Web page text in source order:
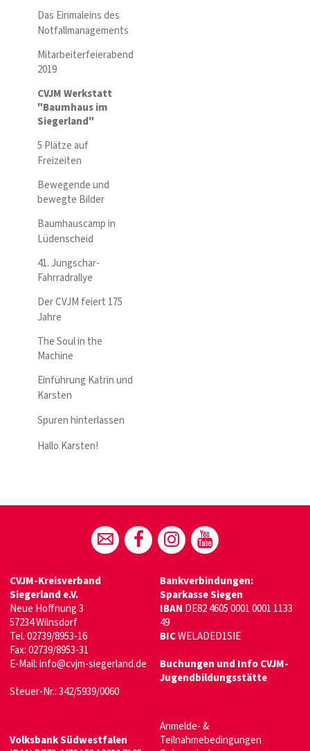
Das Einmaleins des
Notfallmanagements
Mitarbeiterfeierabend
2019
CVJM Werkstatt
"Baumhaus im
Siegerland"
5 Plätze auf
Freizeiten
Bewegende und
bewegte Bilder
Baumhauscamp in
Lüdenscheid
41. Jungschar-
Fahrradrallye
Der CVJM feiert 175
Jahre
The Soul in the
Machine
Einführung Katrin und
Karsten
Spuren hinterlassen
Hallo Karsten!
CVJM-Kreisverband
Siegerland e.V.
Neue Hoffnung 3
57234 Wilnsdorf
Tel. 02739/8953-16
Fax: 02739/8953-31
E-Mail:info@cvjm-siegerland.de
Steuer-Nr.: 342/5939/0060
Bankverbindungen:
Sparkasse Siegen
IBAN DE82 4605 0001 0001 1133
49
BICWELADED1SIE
Buchungen und Info CVJM-
Jugendbildungsstätte
Volksbank Südwestfalen
Anmelde- &
Teilnahmebedingungen